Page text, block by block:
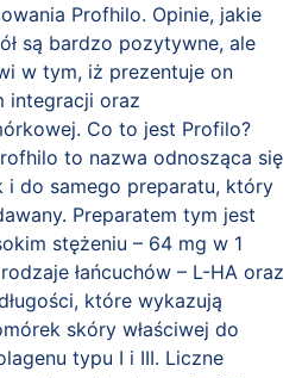
Profhilo. Opinie, jakie
są bardzo pozytywne, ale
w tym, iż prezentuje on
integracji oraz
Co to jest Profilo?
to nazwa odnosząca się
i do samego preparatu, który
Preparatem tym jest
stężeniu – 64 mg w 1
łańcuchów – L-HA oraz
które wykazują
skóry właściwej do
typu I i III. Liczne